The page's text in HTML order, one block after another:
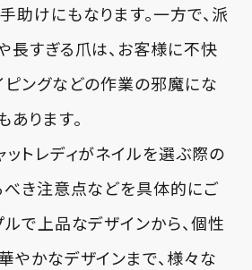
助けにもなります。一方で、派
長すぎる爪は、お客様に不快
ピングなどの作業の邪魔にな
あります。
ットレディがネイルを選ぶ際の
べき注意点などを具体的にご
ルで上品なデザインから、個性
やかなデザインまで、様々な